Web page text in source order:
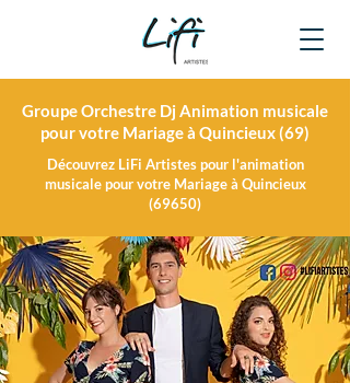
Groupe Orchestre Dj Animation musicale
pour votre Mariage à Quincieux (69)
Découvrez LiFi Artistes pour l'animation
musicale pour votre Mariage à Quincieux
(69650)